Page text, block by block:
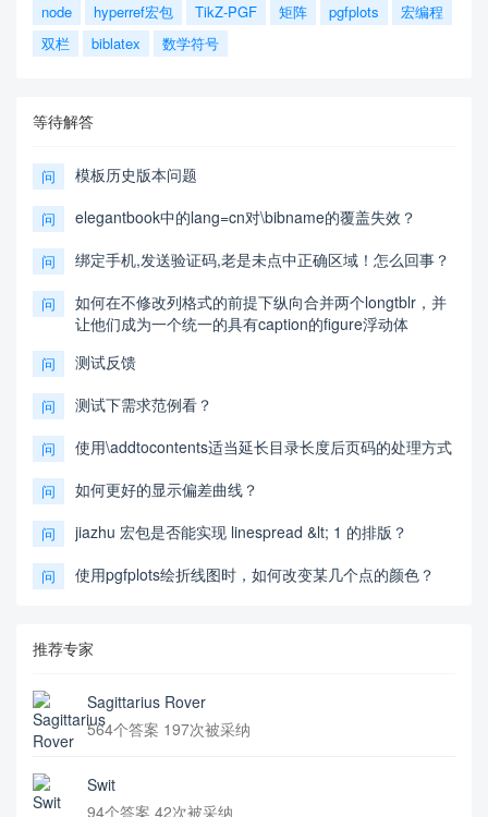
node
hyperref宏包 TikZ-PGF 矩阵 pgfplots
宏编程
双栏
biblatex 数学符号
等待解答
问 模板历史版本问题
问 elegantbook中的lang=cn对\bibname的覆盖失效？
问 绑定手机,发送验证码,老是未点中正确区域！怎么回事？
问
如何在不修改列格式的前提下纵向合并两个longtblr，并
让他们成为一个统一的具有caption的figure浮动体
问 测试反馈
问 测试下需求范例看？
问 使用\addtocontents适当延长目录长度后页码的处理方式
问 如何更好的显示偏差曲线？
问 jiazhu 宏包是否能实现 linespread &lt; 1 的排版？
问 使用pgfplots绘折线图时，如何改变某几个点的颜色？
推荐专家
Sagittarius Rover
564个答案 197次被采纳
Swit
94个答案 42次被采纳